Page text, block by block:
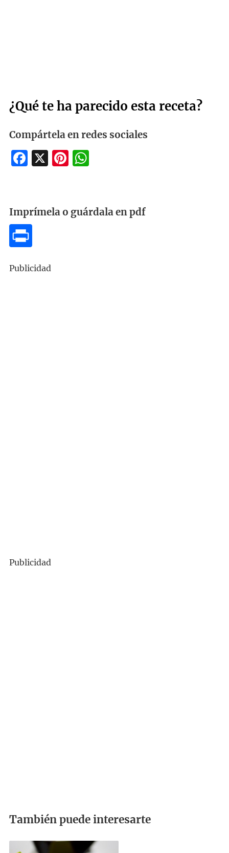
¿Qué te ha parecido esta receta?
Compártela en redes sociales
Facebook
X Pinterest
WhatsApp
Imprímela o guárdala en pdf
Publicidad
Publicidad
También puede interesarte